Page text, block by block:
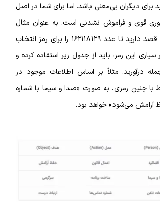
برای دیگران بی‌معنی باشد. اما برای شما در اصل
قوی و فراموش نشدنی است. به عنوان مثال
فرض کنید که شما قصد دارید تا عدد ۱۶۲۱۱۸۱۲۹ را برای رمز انتخاب
این رمز، باید از جدول زیر استفاده کرده و
درآورید. مثلاً بر اساس اطلاعات موجود در
با چنین رمزی، به صورت «صدا و سیما با شماره
می‌شود» خواهد بود.